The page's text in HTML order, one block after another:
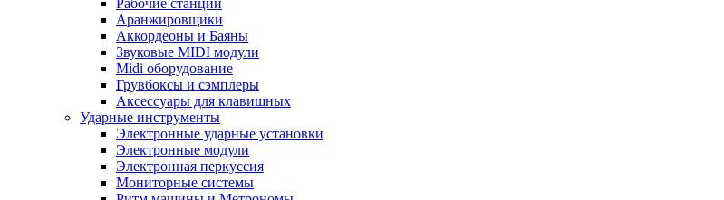
Рабочие станции
Аранжировщики
Аккордеоны и Баяны
Звуковые MIDI модули
Midi оборудование
Грувбоксы и сэмплеры
Аксессуары для клавишных
Ударные инструменты
Электронные ударные установки
Электронные модули
Электронная перкуссия
Мониторные системы